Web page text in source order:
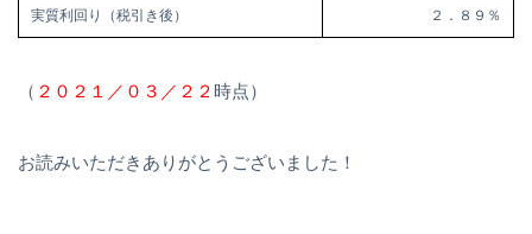
実質利回り（税引き後） ２．８９％
（ ２０２１／０３／２２時点）
お読みいただきありがとうございました！